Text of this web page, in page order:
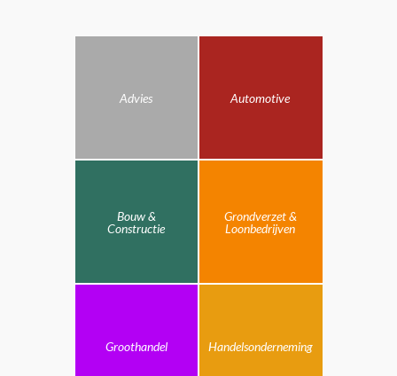
Advies Automotive
Bouw &
Constructie
Grondverzet &
Loonbedrijven
Groothandel Handelsonderneming